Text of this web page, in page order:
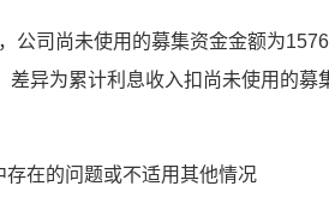
公司尚未使用的募集资金金额为
差异为累计利息收入扣尚未使用的募
在的问题或不适用其他情况